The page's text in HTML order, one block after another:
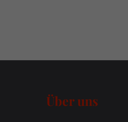
Über uns